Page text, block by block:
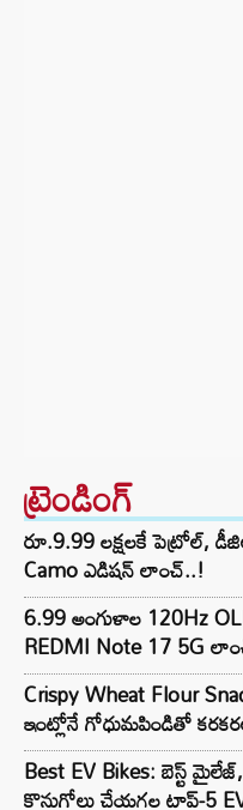
ట్రెండింగ్‌
రూ.9.99 లక్షలకే పెట్రోల్,
Camo ఎడిషన్ లాంచ్..!
6.99 అంగుళాల 120Hz
REDMI Note 17 5G
Crispy Wheat Flour
ఇంట్లోనే గోధుమపిండితో
Best EV Bikes: బెస్ట్
కొనుగోలు చేయగల టాప్-5